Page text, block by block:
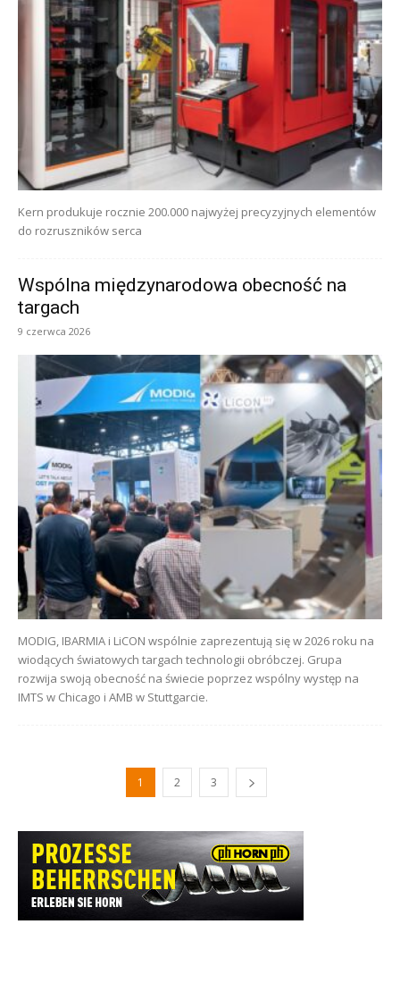
Kern produkuje rocznie 200.000 najwyżej precyzyjnych elementów
do rozruszników serca
Wspólna międzynarodowa obecność na
targach
9 czerwca 2026
MODIG, IBARMIA i LiCON wspólnie zaprezentują się w 2026 roku na
wiodących światowych targach technologii obróbczej. Grupa
rozwija swoją obecność na świecie poprzez wspólny występ na
IMTS w Chicago i AMB w Stuttgarcie.
1 2 3